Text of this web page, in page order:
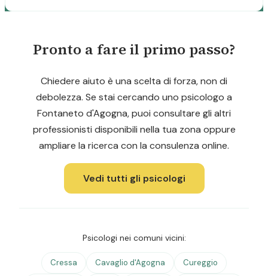
Pronto a fare il primo passo?
Chiedere aiuto è una scelta di forza, non di
debolezza. Se stai cercando uno psicologo a
Fontaneto d'Agogna, puoi consultare gli altri
professionisti disponibili nella tua zona oppure
ampliare la ricerca con la consulenza online.
Vedi tutti gli psicologi
Psicologi nei comuni vicini:
Cressa Cavaglio d'Agogna Cureggio